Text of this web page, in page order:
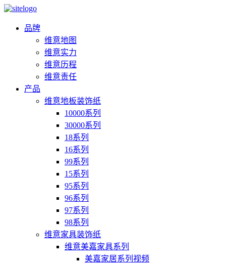
品牌
维意地图
维意实力
维意历程
维意责任
产品
维意地板装饰纸
10000系列
30000系列
18系列
16系列
99系列
15系列
95系列
96系列
97系列
98系列
维意家具装饰纸
维意美嘉家具系列
美嘉家居系列视频